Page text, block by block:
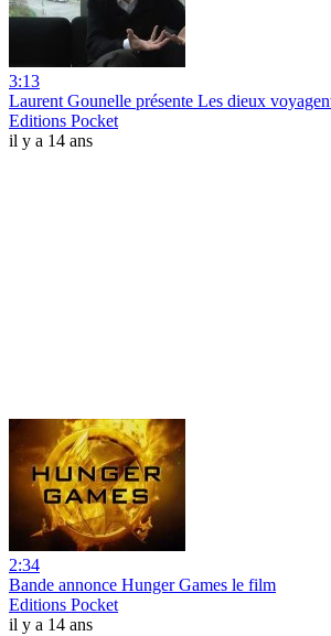
3:13
Laurent Gounelle présente Les dieux
Editions Pocket
il y a 14 ans
2:34
Bande annonce Hunger Games le film
Editions Pocket
il y a 14 ans